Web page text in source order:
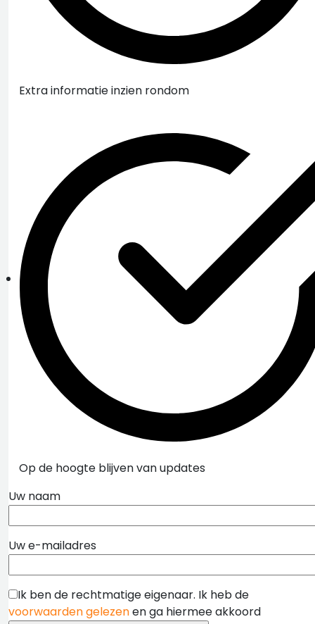
Extra informatie inzien rondom
Op de hoogte blijven van updates
Uw naam
Uw e-mailadres
Ik ben de rechtmatige eigenaar. Ik heb de
voorwaarden gelezenen ga hiermee akkoord